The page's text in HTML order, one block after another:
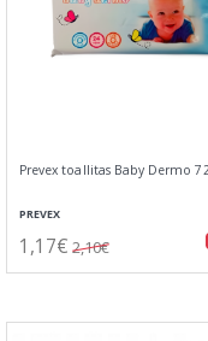
Prevex toallitas Baby Dermo
PREVEX
1,17€ 2,10€